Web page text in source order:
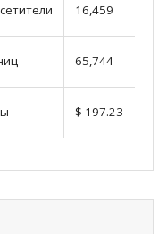
16,459
65,744
$ 197.23